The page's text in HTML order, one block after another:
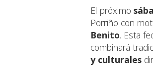
El próximo
Porriño con
Benito. Esta
combinará
y culturales